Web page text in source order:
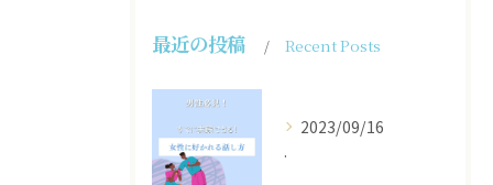
最近の投稿 Recent Posts
2023/09/16
.